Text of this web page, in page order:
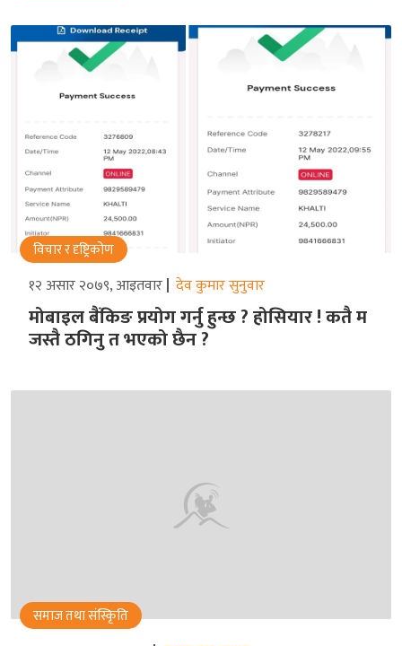
विचार र दृष्ट्रिकोण
१२ असार २०७९, आइतवार देव कुमार सुनुवार
मोबाइल बैंकिङ प्रयोग गर्नु हुन्छ ? होसियार ! कतै म
जस्तै ठगिनु त भएको छैन ?
समाज तथा संस्किृति